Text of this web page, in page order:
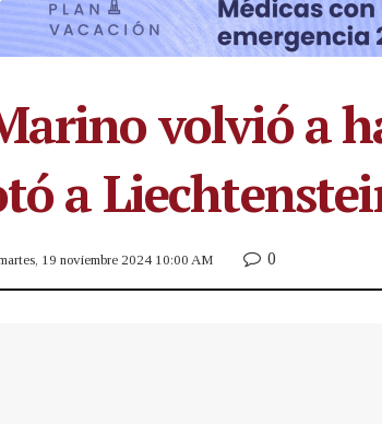
volvió a
a
19 noviembre 2024 10:00 AM 0